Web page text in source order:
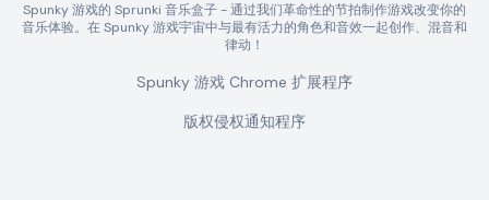
Spunky 游戏的 Sprunki 音乐盒子 - 通过我们革命性的节拍制作游戏改变你的
音乐体验。在 Spunky 游戏宇宙中与最有活力的角色和音效一起创作、混音和
律动！
Spunky 游戏 Chrome 扩展程序
版权侵权通知程序